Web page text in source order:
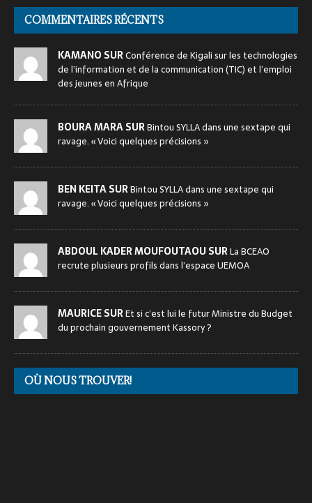
COMMENTAIRES RÉCENTS
KAMANO SURConférence de Kigali sur les technologies
de l’information et de la communication (TIC) et l’emploi
des jeunes en Afrique
BOURA MARA SURBintou SYLLA dans une sextape qui
ravage. « Voici quelques précisions »
BEN KEITA SURBintou SYLLA dans une sextape qui
ravage. « Voici quelques précisions »
ABDOUL KADER MOUFOUTAOU SURLa BCEAO
recrute plusieurs profils dans l’espace UEMOA
MAURICE SUREt si c’est lui le futur Ministre du Budget
du prochain gouvernement Kassory ?
OÙ NOUS TROUVER!